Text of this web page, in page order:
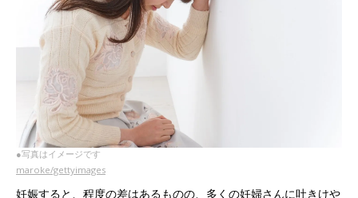
●写真はイメージです
maroke/gettyimages
妊娠すると、程度の差はあるものの、多くの妊婦さんに吐きけや